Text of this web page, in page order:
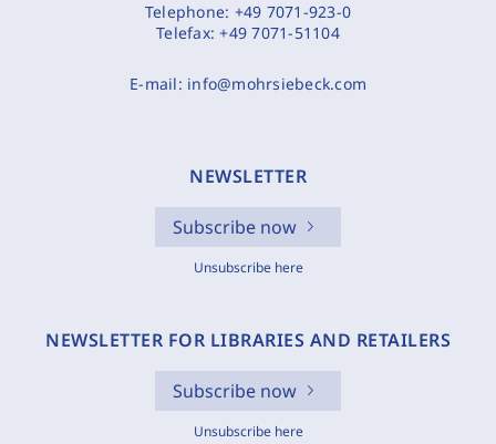
Telephone: +49 7071-923-0
Telefax:+49 7071-51104
E-mail: info@mohrsiebeck.com
NEWSLETTER
Subscribe now
Unsubscribe here
NEWSLETTER FOR LIBRARIES AND RETAILERS
Subscribe now
Unsubscribe here